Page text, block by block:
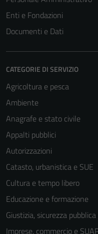
Enti e Fondazioni
Documenti e Dati
CATEGORIE DI SERVIZIO
Agricoltura e pesca
Ambiente
Anagrafe e stato civile
Appalti pubblici
Autorizzazioni
Catasto, urbanistica e SUE
Cultura e tempo libero
Educazione e formazione
Giustizia, sicurezza
Imprese, commercio e